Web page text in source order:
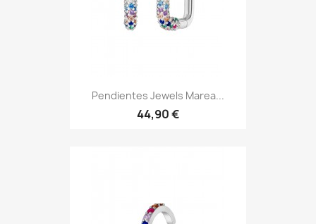
Pendientes Jewels Marea...
44,90 €